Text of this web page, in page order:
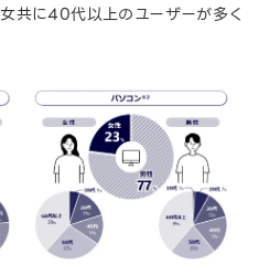
共に40代以上のユーザーが多く